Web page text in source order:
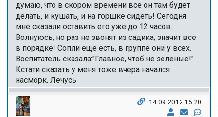
думаю, что в скором времени все он там будет
делать, и кушать, и на горшке сидеть! Сегодня
мне сказали оставить его уже до 12 часов.
Волнуюсь, но раз не звонят из садика, значит все
в порядке! Сопли еще есть, в группе они у всех.
Воспитатель сказала:"Главное, чтоб не зеленые!"
Кстати сказать у меня тоже вчера начался
насморк. Лечусь
14.09.2012 15:20